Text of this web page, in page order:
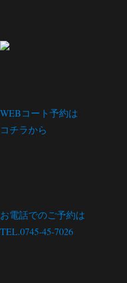
WEBコート予約は
コチラから
お電話でのご予約は
TEL.0745-45-7026